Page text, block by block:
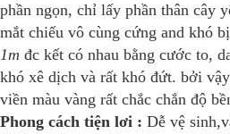
phần ngọn, chỉ lấy phần thân cây
mắt chiếu vô cùng cứng and khó
1m đc kết có nhau bằng cước to,
khó xê dịch và rất khó đứt. bởi
viền màu vàng rất chắc chắn độ
Phong cách tiện lơi : Dễ vệ